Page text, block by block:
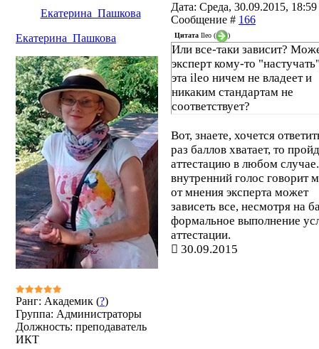
Екатерина_Пашкова
Дата: Среда, 30.09.2015, 18:59
Сообщение # 166
Екатерина_Пашкова
Ранг: Академик (?)
Группа: Администраторы
Должность: преподаватель
ИКТ
Цитата Ileo ( )
Или все-таки зависит?
эксперт кому-то
эта ileo ничем не владеет и
никаким стандартам не
соответствует?
Вот, знаете, хочется
раз баллов хватает, то
аттестацию в любом
внутренний голос говорит
от мнения эксперта может
зависеть все, несмотря на
формальное выполнение
аттестации.
30.09.2015